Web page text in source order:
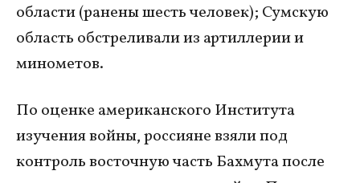
области (ранены шесть человек); Сумскую
область обстреливали из артиллерии и
минометов.
По оценке американского Института
изучения войны, россияне взяли под
контроль восточную часть Бахмута после